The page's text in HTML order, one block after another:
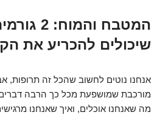
המטבח
שיכולים להכריע את
אנחנו נוטים לחשוב שהכל זה תרופות,
מורכבת שמושפעת מכל כך הרבה
מה שאנחנו אוכלים, ואיך שאנחנו